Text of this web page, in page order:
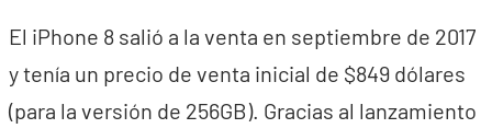
El iPhone 8 salió a la venta en septiembre de 2017
y tenía un precio de venta inicial de $849 dólares
(para la versión de 256GB). Gracias al lanzamiento